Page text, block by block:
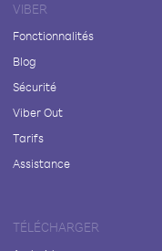
VIBER
Fonctionnalités
Blog
Sécurité
Viber Out
Tarifs
Assistance
TÉLÉCHARGER